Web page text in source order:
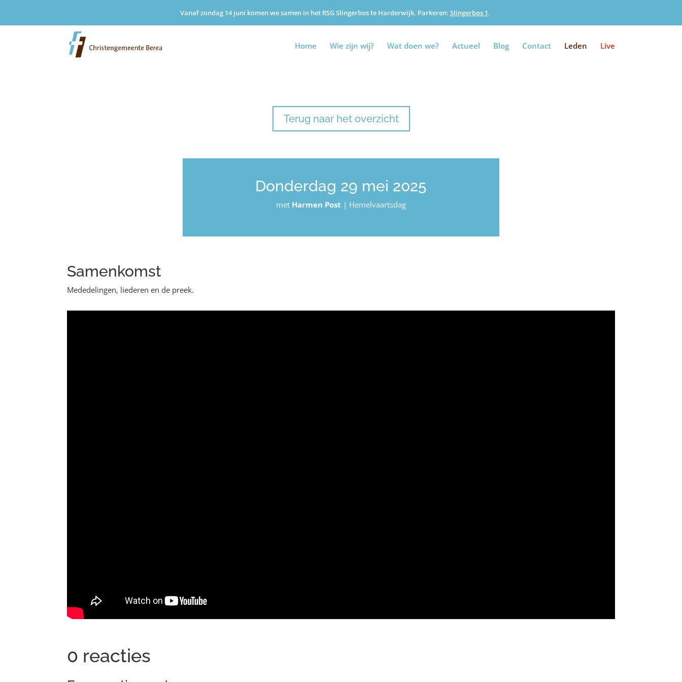
Vanaf zondag 14 juni komen we samen in het RSG Slingerbos te Harderwijk. Parkeren: SIingerbos 1.
Home Wie zijn wij? Wat doen we? Actueel Blog Contact Leden Live
Terug naar het overzicht
Donderdag 29 mei 2025
met Harmen Post | Hemelvaartsdag
Samenkomst
Mededelingen, liederen en de preek.
0 reacties